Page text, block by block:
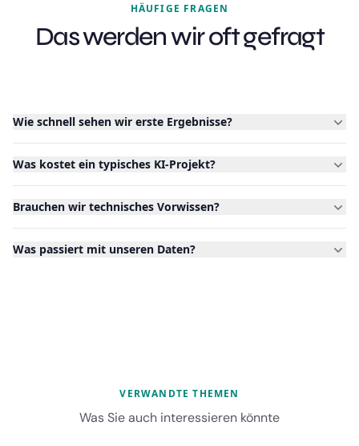
HÄUFIGE FRAGEN
Das werden wir oft gefragt
Wie schnell sehen wir erste Ergebnisse?
Was kostet ein typisches KI-Projekt?
Brauchen wir technisches Vorwissen?
Was passiert mit unseren Daten?
VERWANDTE THEMEN
Was Sie auch interessieren könnte